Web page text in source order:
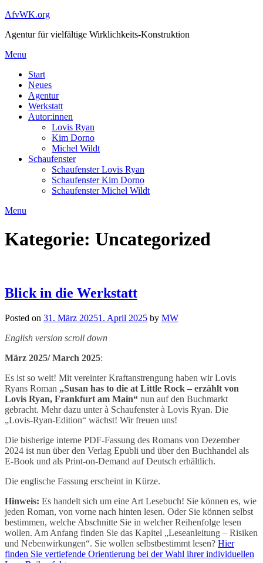
AfvWK.org
Agentur für vielfältige Wirklichkeits-Konstruktion
Menu
Start
Neues
Agentur
Werkstatt
Autor:innen
Lovis Ryan
Kim Dorno
Michel Wildt
Schaufenster
Schaufenster Lovis Ryan
Schaufenster Kim Dorno
Schaufenster Michel Wildt
Menu
Kategorie: Uncategorized
Blick in die Werkstatt
Posted on 31. März 20251. April 2025 by MW
English version scroll down
März 2025/ March 2025:
Es ist so weit! Mit vereinter Kraftanstrengung haben wir Lovis
Ryans Roman „Susan has to die at Little Rock – erzählt von
Lovis Ryan, Frankfurt am Main“ nun auf den Buchmarkt
gebracht. Mehr dazu unter à Schaufenster à Lovis Ryan. Die
„Lovis-Ryan-Edition“ wächst! Wir freuen uns!
Die bisherige interne PDF-Fassung des Romans von Dezember
2024 ist nun über den Verlag Epubli und über den Buchhandel als
E-Book und als Print-on-Demand auf Deutsch erhältlich.
Die englische Fassung erscheint in Kürze.
Hinweis: Es handelt sich um eine Art Lesebuch! Sie können es, wie
jeden Roman, von vorne nach hinten lesen. Oder Sie können selbst
bestimmen, welche Abschnitte Sie in welcher Reihenfolge lesen
wollen. Am Anfang finden Sie das Kapitel „Leseanleitung – Risiken
und Nebenwirkungen“. Sie wollen selbstbestimmt lesen? Hier
finden Sie vertiefende Orientierung bei der Wahl ihrer individuellen